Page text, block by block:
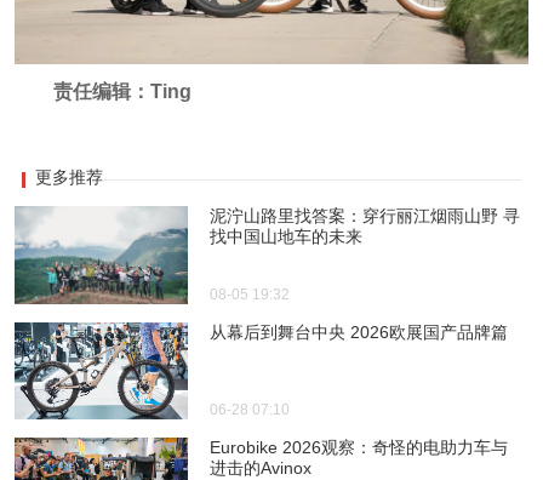
责任编辑：Ting
更多推荐
泥泞山路里找答案：穿行丽江烟雨山野 寻
找中国山地车的未来
08-05 19:32
从幕后到舞台中央 2026欧展国产品牌篇
06-28 07:10
Eurobike 2026观察：奇怪的电助力车与
进击的Avinox